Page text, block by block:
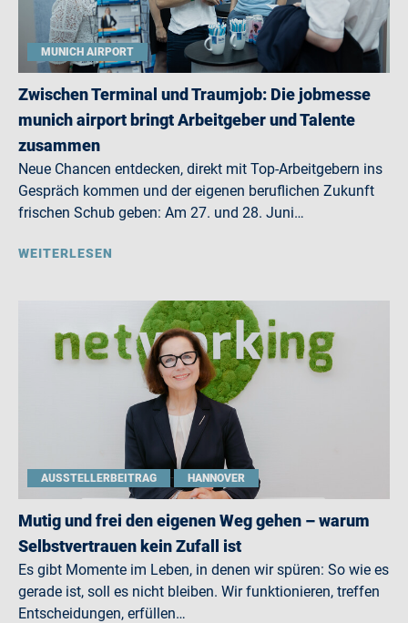
MUNICH AIRPORT
Zwischen Terminal und Traumjob: Die jobmesse
munich airport bringt Arbeitgeber und Talente
zusammen
Neue Chancen entdecken, direkt mit Top-Arbeitgebern ins
Gespräch kommen und der eigenen beruflichen Zukunft
frischen Schub geben: Am 27. und 28. Juni…
WEITERLESEN
AUSSTELLERBEITRAG HANNOVER
Mutig und frei den eigenen Weg gehen – warum
Selbstvertrauen kein Zufall ist
Es gibt Momente im Leben, in denen wir spüren: So wie es
gerade ist, soll es nicht bleiben. Wir funktionieren, treffen
Entscheidungen, erfüllen…